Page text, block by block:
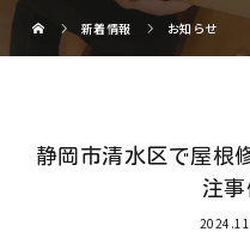
新着情報 お知らせ
静岡市清水区で屋根
注事